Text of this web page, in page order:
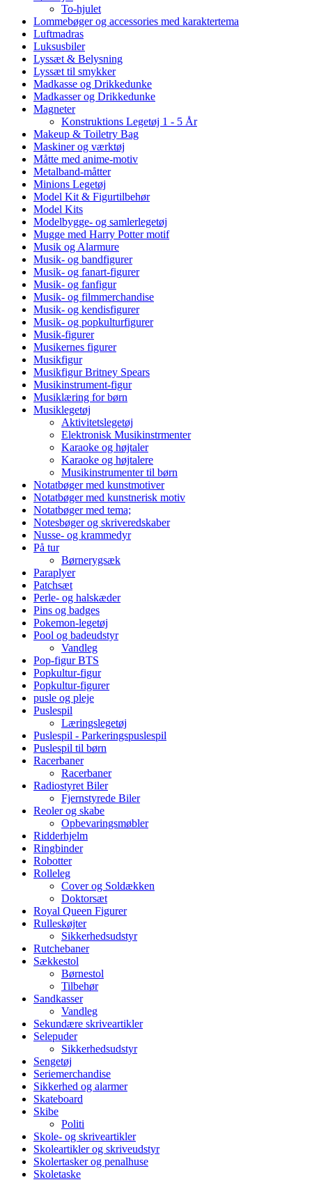
To-hjulet
Lommebøger og accessories med karaktertema
Luftmadras
Luksusbiler
Lyssæt & Belysning
Lyssæt til smykker
Madkasse og Drikkedunke
Madkasser og Drikkedunke
Magneter
Konstruktions Legetøj 1 - 5 År
Makeup & Toiletry Bag
Maskiner og værktøj
Måtte med anime-motiv
Metalband-måtter
Minions Legetøj
Model Kit & Figurtilbehør
Model Kits
Modelbygge- og samlerlegetøj
Mugge med Harry Potter motif
Musik og Alarmure
Musik- og bandfigurer
Musik- og fanart-figurer
Musik- og fanfigur
Musik- og filmmerchandise
Musik- og kendisfigurer
Musik- og popkulturfigurer
Musik-figurer
Musikernes figurer
Musikfigur
Musikfigur Britney Spears
Musikinstrument-figur
Musiklæring for børn
Musiklegetøj
Aktivitetslegetøj
Elektronisk Musikinstrmenter
Karaoke og højtaler
Karaoke og højtalere
Musikinstrumenter til børn
Notatbøger med kunstmotiver
Notatbøger med kunstnerisk motiv
Notatbøger med tema;
Notesbøger og skriveredskaber
Nusse- og krammedyr
På tur
Børnerygsæk
Paraplyer
Patchsæt
Perle- og halskæder
Pins og badges
Pokemon-legetøj
Pool og badeudstyr
Vandleg
Pop-figur BTS
Popkultur-figur
Popkultur-figurer
pusle og pleje
Puslespil
Læringslegetøj
Puslespil - Parkeringspuslespil
Puslespil til børn
Racerbaner
Racerbaner
Radiostyret Biler
Fjernstyrede Biler
Reoler og skabe
Opbevaringsmøbler
Ridderhjelm
Ringbinder
Robotter
Rolleleg
Cover og Soldækken
Doktorsæt
Royal Queen Figurer
Rulleskøjter
Sikkerhedsudstyr
Rutchebaner
Sækkestol
Børnestol
Tilbehør
Sandkasser
Vandleg
Sekundære skriveartikler
Selepuder
Sikkerhedsudstyr
Sengetøj
Seriemerchandise
Sikkerhed og alarmer
Skateboard
Skibe
Politi
Skole- og skriveartikler
Skoleartikler og skriveudstyr
Skolertasker og penalhuse
Skoletaske